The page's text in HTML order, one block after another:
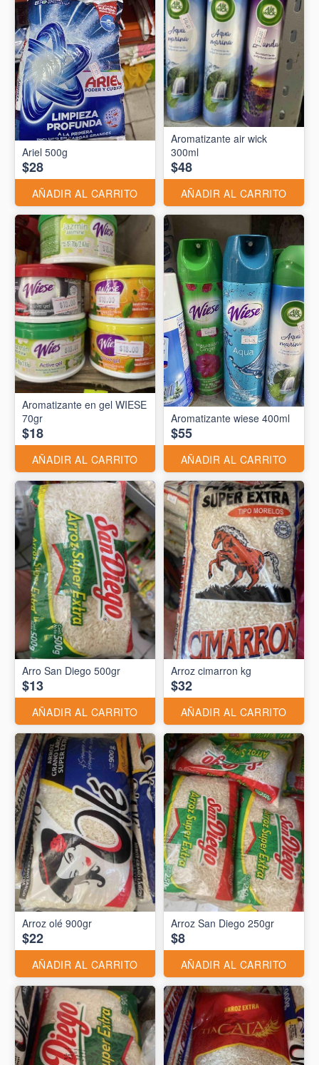
Ariel 500g
$28
AÑADIR AL CARRITO
Aromatizante air wick
300ml
$48
AÑADIR AL CARRITO
Aromatizante en gel WIESE
70gr
$18
AÑADIR AL CARRITO
Aromatizante wiese 400ml
$55
AÑADIR AL CARRITO
Arro San Diego 500gr
$13
AÑADIR AL CARRITO
Arroz cimarron kg
$32
AÑADIR AL CARRITO
Arroz olé 900gr
$22
AÑADIR AL CARRITO
Arroz San Diego 250gr
$8
AÑADIR AL CARRITO